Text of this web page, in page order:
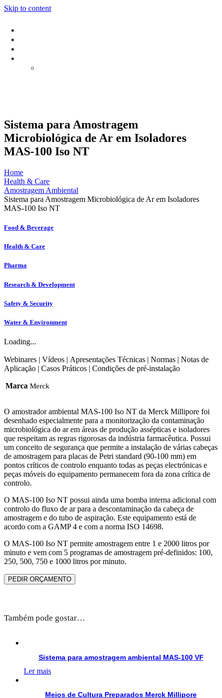
Skip to content
Sistema para Amostragem
Microbiológica de Ar em Isoladores
MAS-100 Iso NT
Home
Health & Care
Amostragem Ambiental
Sistema para Amostragem Microbiológica de Ar em Isoladores
MAS-100 Iso NT
Food & Beverage
Health & Care
Pharma
Research & Development
Safety & Security
Water & Environment
Loading...
Webinares | Vídeos | Apresentações Técnicas | Normas | Notas de
Aplicação | Casos Práticos | Condições de pré-instalação
Marca Merck
O amostrador ambiental MAS-100 Iso NT da Merck Millipore foi
desenhado especialmente para a monitorização da contaminação
microbiológica do ar em áreas de produção assépticas e isoladores
que respeitam as regras rigorosas da indústria farmacêutica. Possui
um conceito de segurança que permite a instalação de várias cabeças
de amostragem para placas de Petri standard (90-100 mm) em
pontos críticos de controlo enquanto todas as peças electrónicas e
peças móveis do equipamento permanecem fora da zona crítica de
controlo.
O MAS-100 Iso NT possui ainda uma bomba interna adicional com
controlo do fluxo de ar para a descontaminação da cabeça de
amostragem e do tubo de aspiração. Este equipamento está de
acordo com a GAMP 4 e com a norma ISO 14698.
O MAS-100 Iso NT permite amostragem entre 1 e 2000 litros por
minuto e vem com 5 programas de amostragem pré-definidos: 100,
250, 500, 750 e 1000 litros por minuto.
PEDIR ORÇAMENTO
Também pode gostar…
Sistema para amostragem ambiental MAS-100 VF
Ler mais
Meios de Cultura Preparados Merck Millipore